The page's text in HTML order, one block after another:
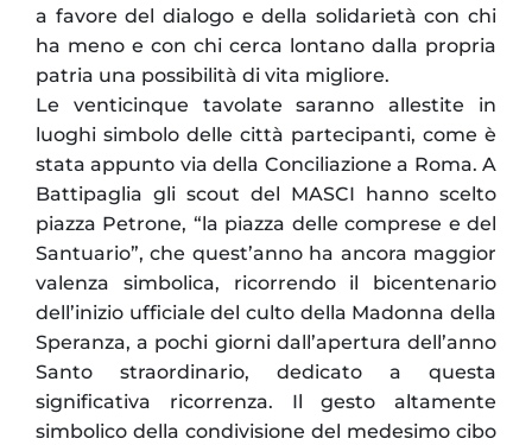
a favore del dialogo e della solidarietà con chi
ha meno e con chi cerca lontano dalla propria
patria una possibilità di vita migliore.
Le venticinque tavolate saranno allestite in
luoghi simbolo delle città partecipanti, come è
stata appunto via della Conciliazione a Roma. A
Battipaglia gli scout del MASCI hanno scelto
piazza Petrone, “la piazza delle comprese e del
Santuario”, che quest’anno ha ancora maggior
valenza simbolica, ricorrendo il bicentenario
dell’inizio ufficiale del culto della Madonna della
Speranza, a pochi giorni dall’apertura dell’anno
Santo straordinario, dedicato a questa
significativa ricorrenza. Il gesto altamente
simbolico della condivisione del medesimo cibo